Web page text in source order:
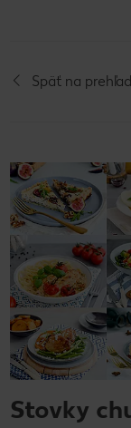
Späť na prehľad
Stovky